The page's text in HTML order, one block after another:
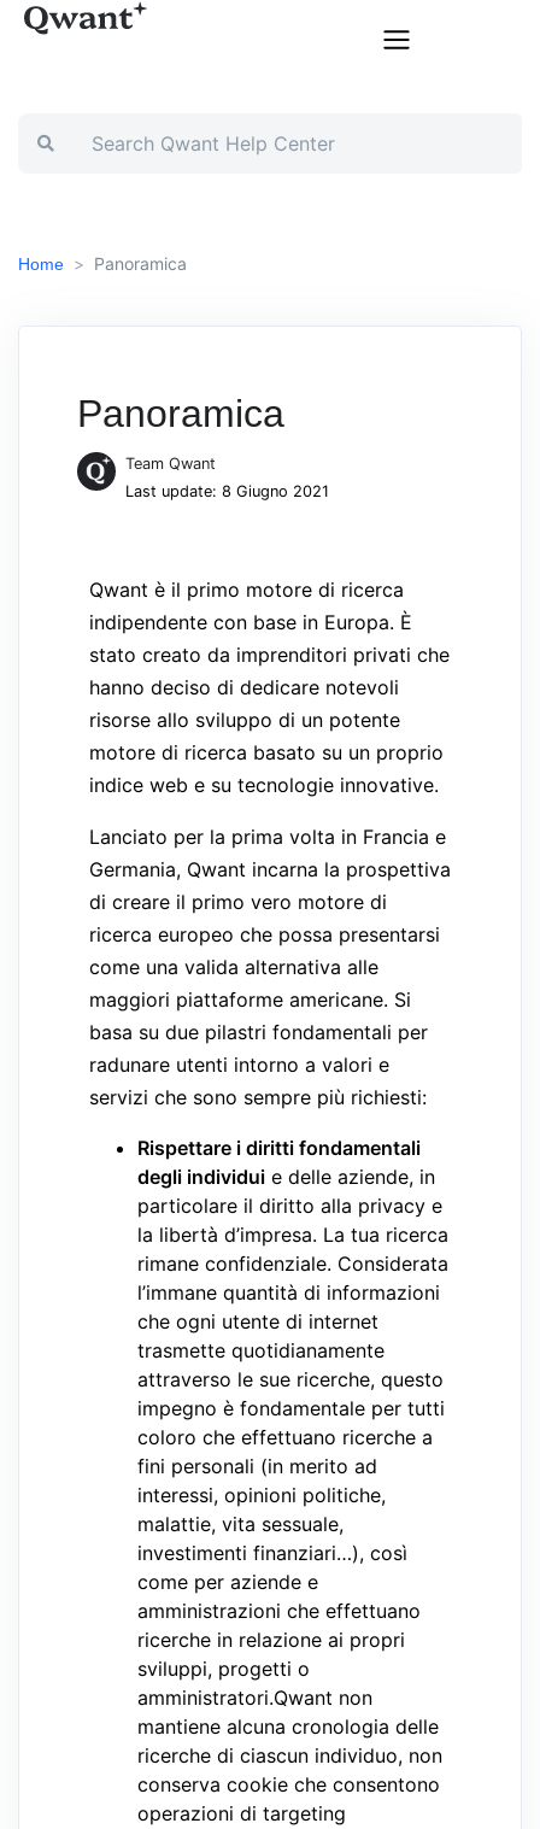
Home Panoramica
Panoramica
Team Qwant
Last update: 8 Giugno 2021
Qwant è il primo motore di ricerca
indipendente con base in Europa. È
stato creato da imprenditori privati che
hanno deciso di dedicare notevoli
risorse allo sviluppo di un potente
motore di ricerca basato su un proprio
indice web e su tecnologie innovative.
Lanciato per la prima volta in Francia e
Germania, Qwant incarna la prospettiva
di creare il primo vero motore di
ricerca europeo che possa presentarsi
come una valida alternativa alle
maggiori piattaforme americane. Si
basa su due pilastri fondamentali per
radunare utenti intorno a valori e
servizi che sono sempre più richiesti:
Rispettare i diritti fondamentali
degli individui e delle aziende, in
particolare il diritto alla privacy e
la libertà d’impresa. La tua ricerca
rimane confidenziale. Considerata
l’immane quantità di informazioni
che ogni utente di internet
trasmette quotidianamente
attraverso le sue ricerche, questo
impegno è fondamentale per tutti
coloro che effettuano ricerche a
fini personali (in merito ad
interessi, opinioni politiche,
malattie, vita sessuale,
investimenti finanziari…), così
come per aziende e
amministrazioni che effettuano
ricerche in relazione ai propri
sviluppi, progetti o
amministratori.Qwant non
mantiene alcuna cronologia delle
ricerche di ciascun individuo, non
conserva cookie che consentono
operazioni di targeting